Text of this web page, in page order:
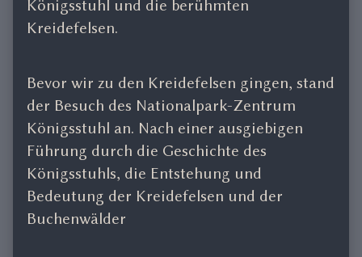
Königsstuhl und die berühmten
Kreidefelsen.
Bevor wir zu den Kreidefelsen gingen, stand
der Besuch des Nationalpark-Zentrum
Königsstuhl an. Nach einer ausgiebigen
Führung durch die Geschichte des
Königsstuhls, die Entstehung und
Bedeutung der Kreidefelsen und der
Buchenwälder